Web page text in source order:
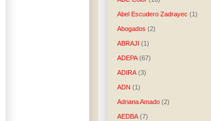
Abel Escudero Zadrayec (1)
Abogados (2)
ABRAJI (1)
ADEPA (67)
ADIRA (3)
ADN (1)
Adriana Amado (2)
AEDBA (7)